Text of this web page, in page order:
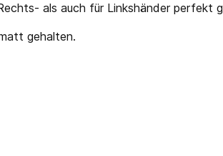
als auch für Linkshänder perfekt
gehalten.